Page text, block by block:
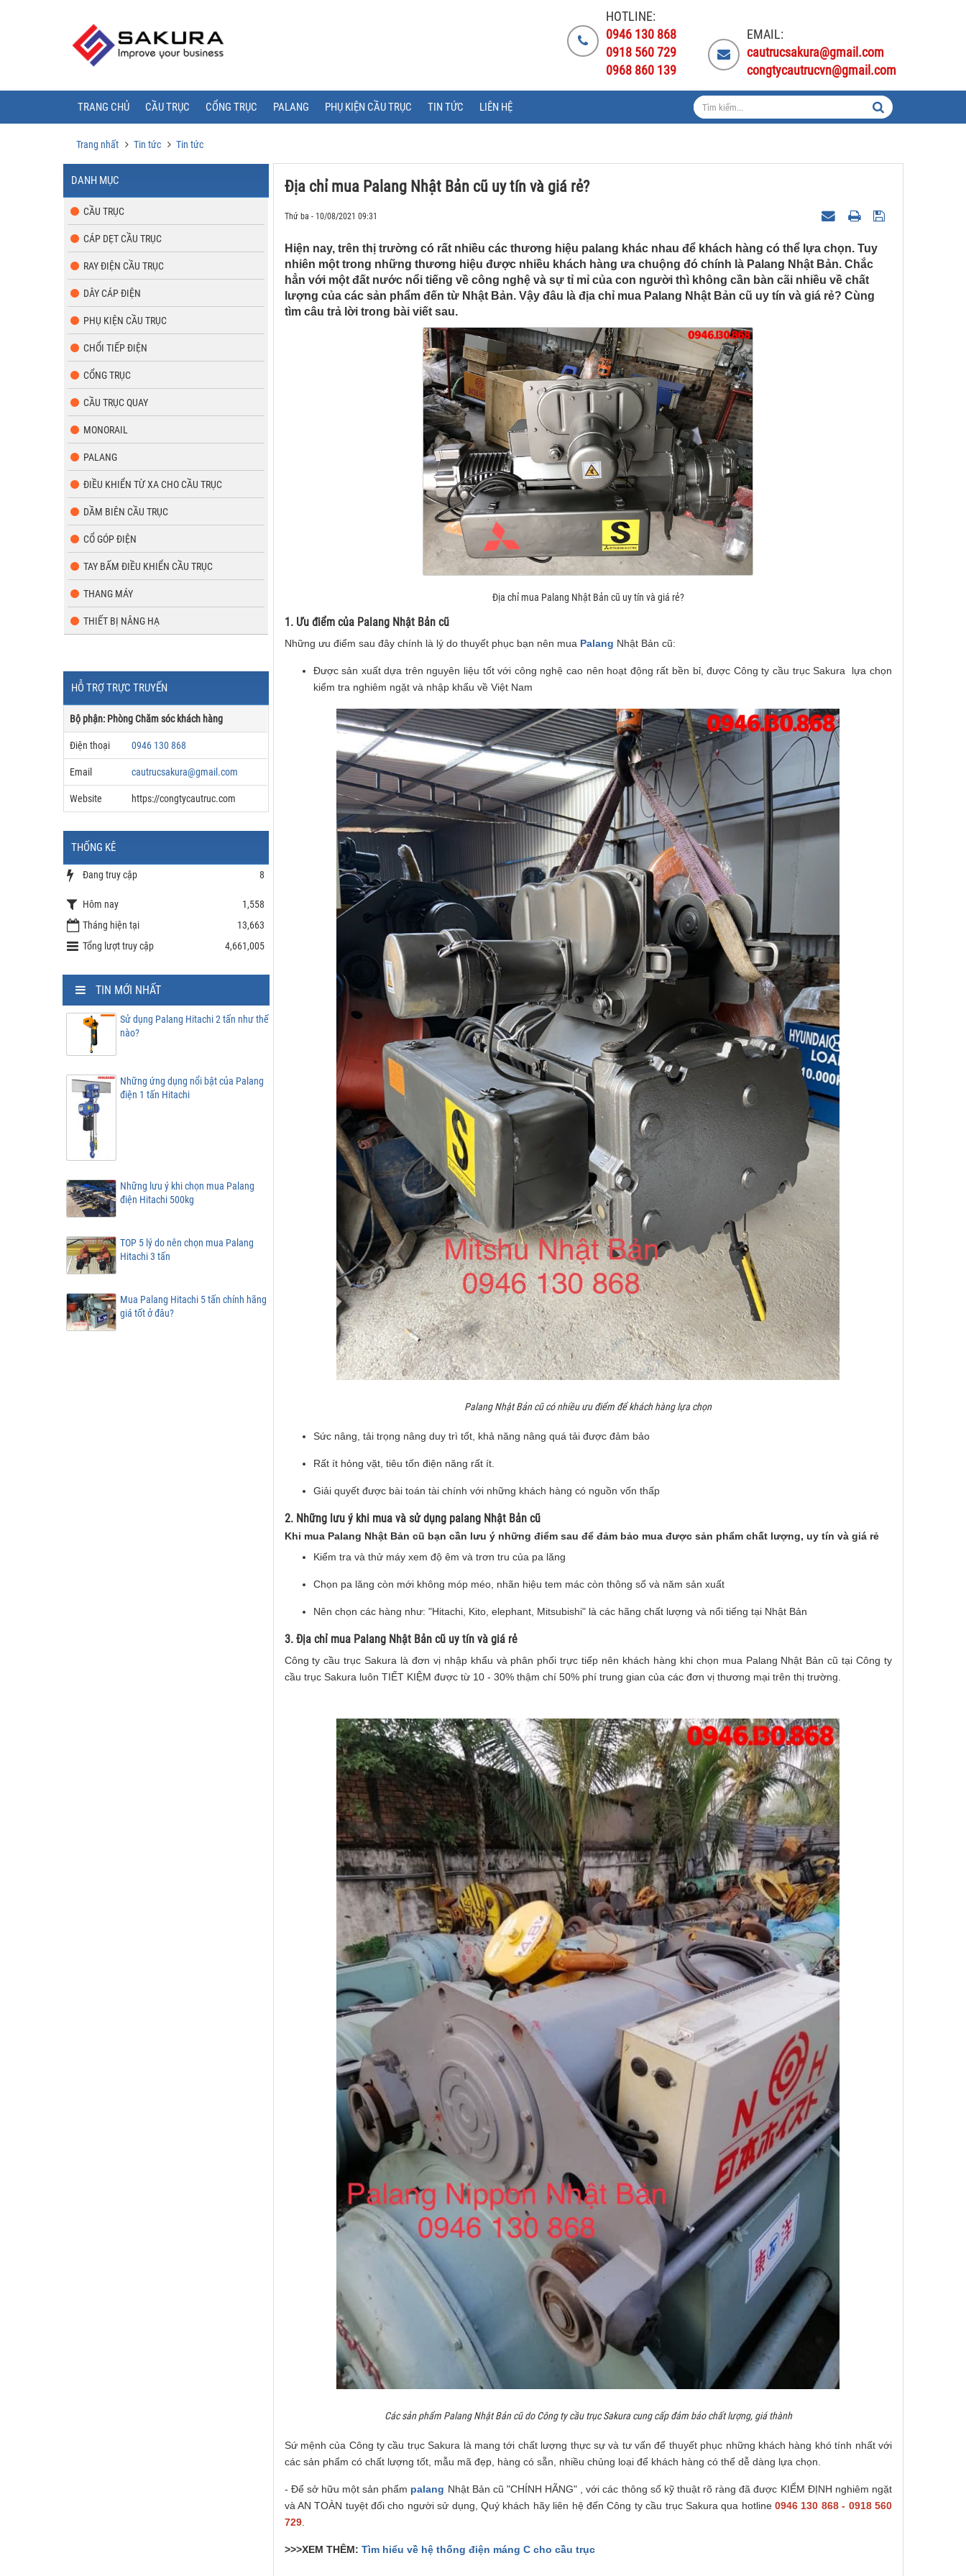
HOTLINE:
0946 130 868
0918 560 729
0968 860 139
EMAIL:
cautrucsakura@gmail.com
congtycautrucvn@gmail.com
TRANG CHỦ CẦU TRỤC CỔNG TRỤC PALANG PHỤ KIỆN CẦU TRỤC TIN TỨC LIÊN HỆ
Trang nhất Tin tức Tin tức
Địa chỉ mua Palang Nhật Bản cũ uy tín và giá rẻ?
Thứ ba - 10/08/2021 09:31
Hiện nay, trên thị trường có rất nhiều các thương hiệu palang khác nhau để khách hàng có thể lựa chọn. Tuy
nhiên một trong những thương hiệu được nhiều khách hàng ưa chuộng đó chính là Palang Nhật Bản. Chắc
hẳn với một đất nước nổi tiếng về công nghệ và sự tỉ mỉ của con người thì không cần bàn cãi nhiều về chất
lượng của các sản phẩm đến từ Nhật Bản. Vậy đâu là địa chỉ mua Palang Nhật Bản cũ uy tín và giá rẻ? Cùng
tìm câu trả lời trong bài viết sau.
Địa chỉ mua Palang Nhật Bản cũ uy tín và giá rẻ?
1. Ưu điểm của Palang Nhật Bản cũ
Những ưu điểm sau đây chính là lý do thuyết phục bạn nên mua Palang Nhật Bản cũ:
Được sản xuất dựa trên nguyên liệu tốt với công nghệ cao nên hoạt động rất bền bỉ, được Công ty cầu trục Sakura lựa chọn
kiểm tra nghiêm ngặt và nhập khẩu về Việt Nam
Palang Nhật Bản cũ có nhiều ưu điểm để khách hàng lựa chọn
Sức nâng, tải trọng nâng duy trì tốt, khả năng nâng quá tải được đảm bảo
Rất ít hỏng vặt, tiêu tốn điện năng rất ít.
Giải quyết được bài toán tài chính với những khách hàng có nguồn vốn thấp
2. Những lưu ý khi mua và sử dụng palang Nhật Bản cũ
Khi mua Palang Nhật Bản cũ bạn cần lưu ý những điểm sau để đảm bảo mua được sản phẩm chất lượng, uy tín và giá rẻ
Kiểm tra và thử máy xem độ êm và trơn tru của pa lăng
Chọn pa lăng còn mới không móp méo, nhãn hiệu tem mác còn thông số và năm sản xuất
Nên chọn các hàng như: "Hitachi, Kito, elephant, Mitsubishi" là các hãng chất lượng và nổi tiếng tại Nhật Bản
3. Địa chỉ mua Palang Nhật Bản cũ uy tín và giá rẻ
Công ty cầu trục Sakura là đơn vị nhập khẩu và phân phối trực tiếp nên khách hàng khi chọn mua Palang Nhật Bản cũ tại Công ty
cầu trục Sakura luôn TIẾT KIỆM được từ 10 - 30% thậm chí 50% phí trung gian của các đơn vị thương mại trên thị trường.
Các sản phẩm Palang Nhật Bản cũ do Công ty cầu trục Sakura cung cấp đảm bảo chất lượng, giá thành
Sứ mệnh của Công ty cầu trục Sakura là mang tới chất lượng thực sự và tư vấn để thuyết phục những khách hàng khó tính nhất với
các sản phẩm có chất lượng tốt, mẫu mã đẹp, hàng có sẵn, nhiều chủng loại để khách hàng có thể dễ dàng lựa chọn.
- Để sở hữu một sản phẩm palang Nhật Bản cũ "CHÍNH HÃNG" , với các thông số kỹ thuật rõ ràng đã được KIỂM ĐỊNH nghiêm ngặt
và AN TOÀN tuyệt đối cho người sử dụng, Quý khách hãy liên hệ đến Công ty cầu trục Sakura qua hotline0946 130 868 - 0918 560
729.
>>>XEM THÊM: Tìm hiểu về hệ thống điện máng C cho cầu trục
DANH MỤC
CẦU TRỤC
CÁP DẸT CẦU TRỤC
RAY ĐIỆN CẦU TRỤC
DÂY CÁP ĐIỆN
PHỤ KIỆN CẦU TRỤC
CHỔI TIẾP ĐIỆN
CỔNG TRỤC
CẦU TRỤC QUAY
MONORAIL
PALANG
ĐIỀU KHIỂN TỪ XA CHO CẦU TRỤC
DẦM BIÊN CẦU TRỤC
CỔ GÓP ĐIỆN
TAY BẤM ĐIỀU KHIỂN CẦU TRỤC
THANG MÁY
THIẾT BỊ NÂNG HẠ
HỖ TRỢ TRỰC TRUYẾN
Bộ phận: Phòng Chăm sóc khách hàng
Điện thoại 0946 130 868
Email cautrucsakura@gmail.com
Website https://congtycautruc.com
THỐNG KÊ
Đang truy cập 8
Hôm nay
1,558
Tháng hiện tại
13,663
Tổng lượt truy cập
4,661,005
TIN MỚI NHẤT
Sử dụng Palang Hitachi 2 tấn như thế
nào?
Những ứng dụng nổi bật của Palang
điện 1 tấn Hitachi
Những lưu ý khi chọn mua Palang
điện Hitachi 500kg
TOP 5 lý do nên chọn mua Palang
Hitachi 3 tấn
Mua Palang Hitachi 5 tấn chính hãng
giá tốt ở đâu?